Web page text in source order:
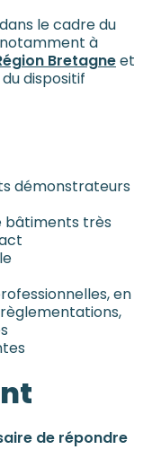
le cadre du
à
Bretagneet
dispositif
démonstrateurs
bâtiments très
en
de répondre